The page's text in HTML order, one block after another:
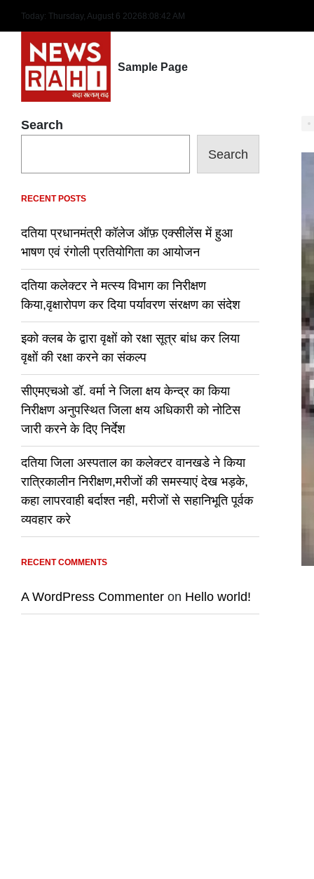
content
Today: Thursday, August 6 20268:08:43 AM
Sample Page
Search
Search
RECENT POSTS
दतिया प्रधानमंत्री कॉलेज ऑफ़ एक्सीलेंस में हुआ
भाषण एवं रंगोली प्रतियोगिता का आयोजन
दतिया कलेक्टर ने मत्स्य विभाग का निरीक्षण
किया,वृक्षारोपण कर दिया पर्यावरण संरक्षण का संदेश
इको क्लब के द्वारा वृक्षों को रक्षा सूत्र बांध कर लिया
वृक्षों की रक्षा करने का संकल्प
सीएमएचओ डॉ. वर्मा ने जिला क्षय केन्द्र का किया
निरीक्षण अनुपस्थित जिला क्षय अधिकारी को नोटिस
जारी करने के दिए निर्देश
दतिया जिला अस्पताल का कलेक्टर वानखडे ने किया
रात्रिकालीन निरीक्षण,मरीजों की समस्याएं देख भड़के,
कहा लापरवाही बर्दाश्त नही, मरीजों से सहानिभूति पूर्वक
व्यवहार करे
RECENT COMMENTS
A WordPress Commenter on Hello world!